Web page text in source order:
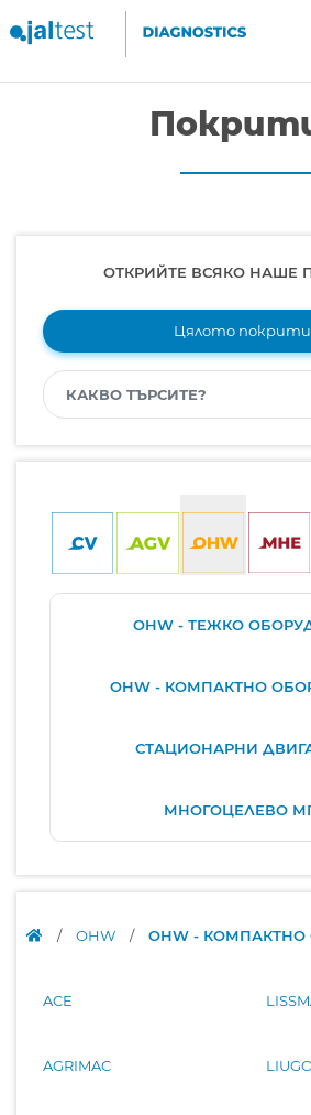
ОТКРИЙТЕ ВСЯКО НАШЕ
Цялото
OHW - ТЕЖКО
OHW - КОМПАКТНО
СТАЦИОНАРНИ
МНОГОЦЕЛЕВО
/ OHW / OHW -
ACE
AGRIMAC